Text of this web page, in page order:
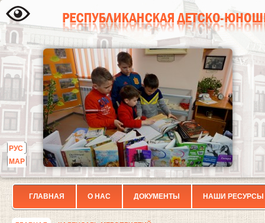
РУС
МАР
ГЛАВНАЯ О НАС ДОКУМЕНТЫ НАШИ РЕСУРСЫ